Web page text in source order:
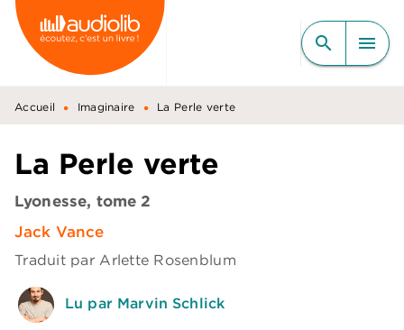
MENU RECHERCHE
CONTENU
PIED DE PAGE
search menu
Accueil • Imaginaire • La Perle verte
La Perle verte
Lyonesse, tome 2
Jack Vance
Traduit parArlette Rosenblum
Lu par Marvin Schlick